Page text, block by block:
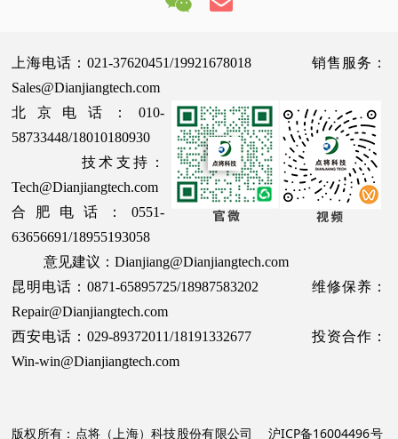
上海电话：021-37620451/19921678018 销售服务：
Sales@Dianjiangtech.com
北京电话：010-
58733448/18010180930
技术支持：
Tech@Dianjiangtech.com
合肥电话：0551-
63656691/18955193058
意见建议：Dianjiang@Dianjiangtech.com
昆明电话：0871-65895725/18987583202 维修保养：
Repair@Dianjiangtech.com
西安电话：029-89372011/18191332677 投资合作：
Win-win@Dianjiangtech.com
版权所有：点将（上海）科技股份有限公司 沪ICP备16004496号